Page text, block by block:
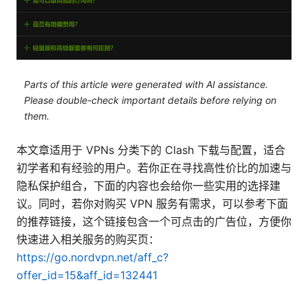
Parts of this article were generated with AI assistance.
Please double-check important details before relying on
them.
本文章适用于 VPNs 分类下的 Clash 下载与配置，适合
初学者和有经验的用户。若你正在寻找高性价比的加速与
隐私保护组合，下面的内容也会给你一些实用的选择建
议。同时，若你对购买 VPN 服务有需求，可以参考下面
的推荐链接，这个链接包含一个可点击的广告位，方便你
快速进入相关服务的购买页：
https://go.nordvpn.net/aff_c?
offer_id=15&aff_id=132441